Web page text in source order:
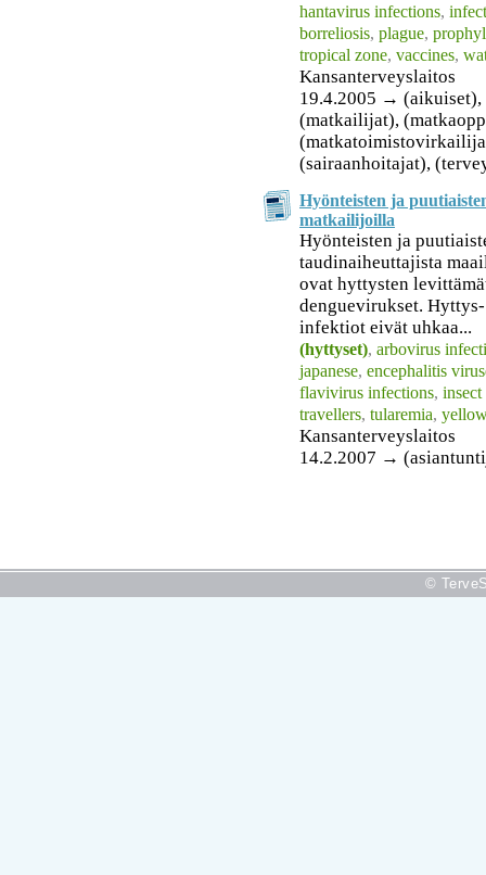
hantavirus infections,
borreliosis, plague,
tropical zone, vaccines,
Kansanterveyslaitos
19.4.2005 → (aikuiset),
(matkailijat),
(sairaanhoitajat),
Hyönteisten ja
matkailijoilla
Hyönteisten ja
taudinaiheuttajista
ovat hyttysten
denguevirukset.
infektiot eivät uhkaa...
(hyttyset), arbovirus
japanese, encephalitis
flavivirus infections, insect
travellers, tularemia,
Kansanterveyslaitos
14.2.2007 →
©